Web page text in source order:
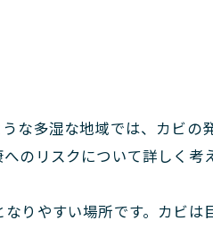
な多湿な地域では、カビの
のリスクについて詳しく考
りやすい場所です。カビは